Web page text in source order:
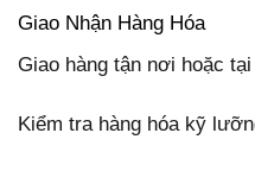
Giao Nhận Hàng Hóa
Giao hàng tận nơi hoặc
Kiểm tra hàng hóa kỹ